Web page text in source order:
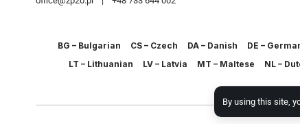
By using this site,
BG – Bulgarian CS – Czech DA – Danish DE –
LT – Lithuanian
LV – Latvia MT – Maltese NL –